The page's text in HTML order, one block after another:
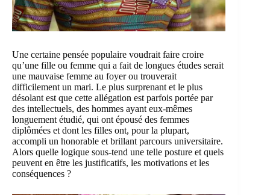
Une certaine pensée populaire voudrait faire croire
qu’une fille ou femme qui a fait de longues études serait
une mauvaise femme au foyer ou trouverait
difficilement un mari. Le plus surprenant et le plus
désolant est que cette allégation est parfois portée par
des intellectuels, des hommes ayant eux-mêmes
longuement étudié, qui ont épousé des femmes
diplômées et dont les filles ont, pour la plupart,
accompli un honorable et brillant parcours universitaire.
Alors quelle logique sous-tend une telle posture et quels
peuvent en être les justificatifs, les motivations et les
conséquences ?